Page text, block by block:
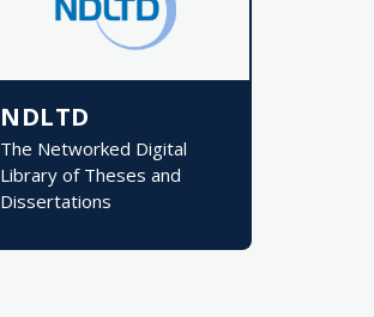
NDLTD
The Networked Digital
Library of Theses and
Dissertations